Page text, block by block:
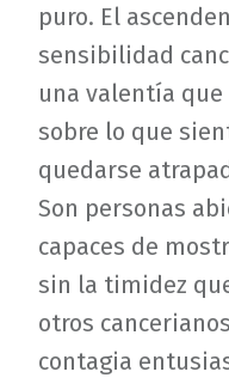
puro. El
sensibilidad
una valentía
sobre lo que
quedarse
Son personas
capaces de
sin la timidez
otros
contagia